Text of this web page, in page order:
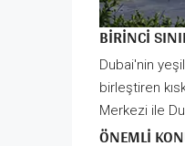
BIRINCI
Dubai'nin
birleştiren
Merkezi ile
ÖNEMLI